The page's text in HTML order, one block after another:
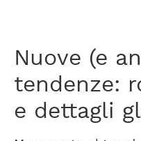
Nuove (e
tendenze:
e dettagli